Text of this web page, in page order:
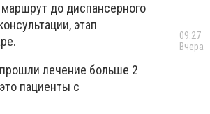
до диспансерного
этап
лечение больше 2
пациенты с
09:27
Вчера